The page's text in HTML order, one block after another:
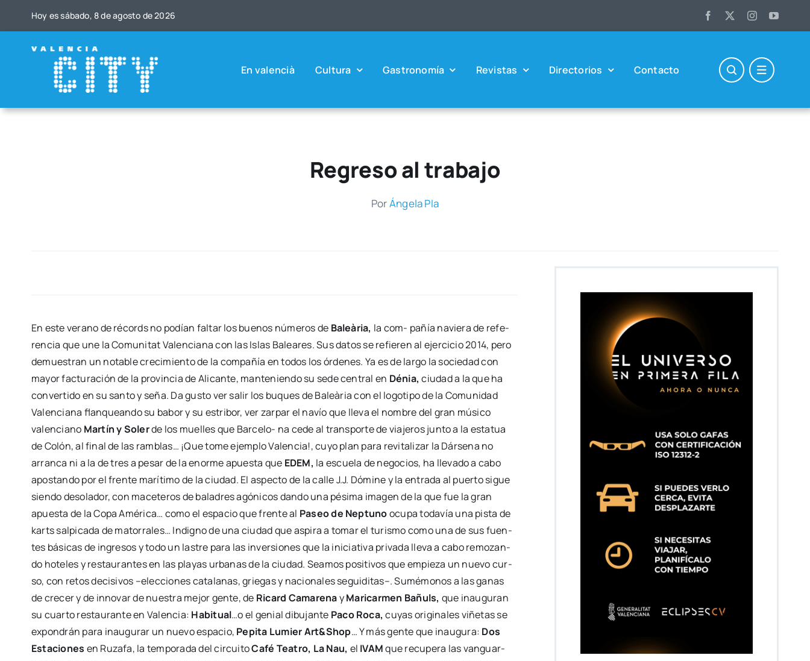
Hoy es sába­do, 8 de agos­to de 2026
En valen­cià Cul­tu­ra Gas­tro­no­mía Revis­tas Direc­to­rios Con­tac­to
Regreso al trabajo
PorÁnge­la Pla
En este verano de récords no podían fal­tar los bue­nos núme­ros de Baleà­ria, la com- pañía navie­ra de refe­
ren­cia que une la Comu­ni­tat Valen­cia­na con las Islas Balea­res. Sus datos se refie­ren al ejer­ci­cio 2014, pero
demues­tran un nota­ble cre­ci­mien­to de la com­pa­ñía en todos los órde­nes. Ya es de lar­go la socie­dad con
mayor fac­tu­ra­ción de la pro­vin­cia de Ali­can­te, man­te­nien­do su sede cen­tral en Dénia,ciu­dad a la que ha
con­ver­ti­do en su san­to y seña. Da gus­to ver salir los buques de Baleà­ria con el logo­ti­po de la Comu­ni­dad
Valen­cia­na flan­quean­do su babor y su estri­bor, ver zar­par el navío que lle­va el nom­bre del gran músi­co
valen­ciano Mar­tín y Solerde los mue­lles que Bar­­ce­­lo- na cede al trans­por­te de via­je­ros jun­to a la esta­tua
de Colón, al final de las ram­blas… ¡Que tome ejem­plo Valen­cia!, cuyo plan para revi­ta­li­zar la Dár­se­na no
arran­ca ni a la de tres a pesar de la enor­me apues­ta que EDEM, la escue­la de nego­cios, ha lle­va­do a cabo
apos­tan­do por el fren­te marí­ti­mo de la ciu­dad. El aspec­to de la calle J.J. Dómi­ne y la entra­da al puer­to sigue
sien­do deso­la­dor, con mace­te­ros de bala­dres agó­ni­cos dan­do una pési­ma ima­gen de la que fue la gran
apues­ta de la Copa Amé­ri­ca… como el espa­cio que fren­te al Paseo de Nep­tunoocu­pa toda­vía una pis­ta de
karts sal­pi­ca­da de mato­rra­les… Indigno de una ciu­dad que aspi­ra a tomar el turis­mo como una de sus fuen­
tes bási­cas de ingre­sos y todo un las­tre para las inver­sio­nes que la ini­cia­ti­va pri­va­da lle­va a cabo remo­zan­
do hote­les y res­tau­ran­tes en las pla­yas urba­nas de la ciu­dad. Sea­mos posi­ti­vos que empie­za un nue­vo cur­
so, con retos deci­si­vos –elec­cio­nes cata­la­nas, grie­gas y nacio­na­les segui­di­tas–. Sumé­mo­nos a las ganas
de cre­cer y de inno­var de nues­tra mejor gen­te, de Ricard Cama­re­nayMari­car­men Bañuls, que inau­gu­ran
su cuar­to res­tau­ran­te en Valen­cia: Habi­tual…o el genial dibu­jan­te Paco Roca,cuyas ori­gi­na­les viñe­tas se
expon­drán para inau­gu­rar un nue­vo espa­cio, Pepi­ta Lumier Art&Shop… Y más gen­te que inau­gu­ra: Dos
Esta­cio­nes en Ruza­fa, la tem­po­ra­da del cir­cui­toCafé Tea­tro, La Nau, el IVAMque recu­pe­ra las van­guar­